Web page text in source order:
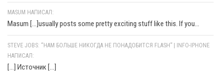
MASUM НАПИСАЛ:
Masum [...]usually posts some pretty exciting stuff like this. If you...
STEVE JOBS: “НАМ БОЛЬШЕ НИКОГДА НЕ ПОНАДОБИТСЯ FLASH” | INFO-IPHONE
НАПИСАЛ:
[…] Источник […]